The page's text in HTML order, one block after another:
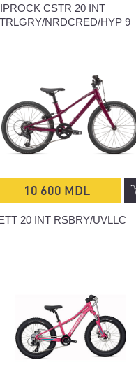
CSTR 20 INT
NRDCRED/HYP 9
10 600 MDL
20 INT RSBRY/UVLLC